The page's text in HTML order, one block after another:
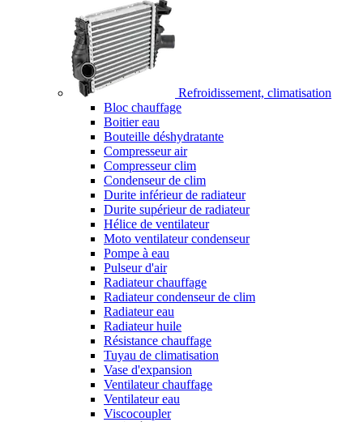
Refroidissement, climatisation
Bloc chauffage
Boitier eau
Bouteille déshydratante
Compresseur air
Compresseur clim
Condenseur de clim
Durite inférieur de radiateur
Durite supérieur de radiateur
Hélice de ventilateur
Moto ventilateur condenseur
Pompe à eau
Pulseur d'air
Radiateur chauffage
Radiateur condenseur de clim
Radiateur eau
Radiateur huile
Résistance chauffage
Tuyau de climatisation
Vase d'expansion
Ventilateur chauffage
Ventilateur eau
Viscocoupler